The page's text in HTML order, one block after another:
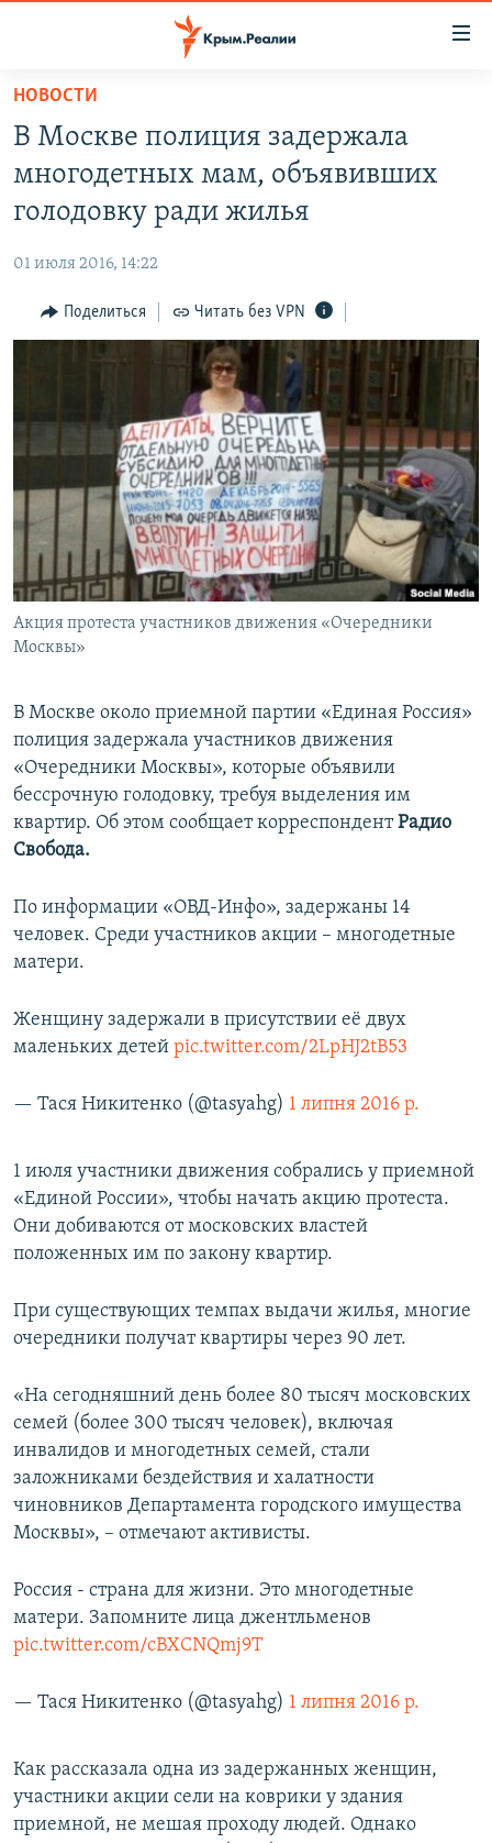
Вернуться
основному
содержанию
главной
Вернутся
11 ЛЕТ ОККУПАЦИИ КРЫМА. 11 ИСТОРИЙ СОПРОТИВЛЕНИЯ
ЕЩЕ
ИНТЕРАКТИВ
ИНФОГРАФИКА
ТЕЛЕПРОЕКТ КРЫМ.РЕАЛИИ
СОВЕТЫ ПРАВОЗАЩИТНИКОВ
ПРОПАВШИЕ БЕЗ ВЕСТИ
ПОБЕДИТЕЛЕЙ НЕ СУДЯТ?
КРЫМ.НЕПОКОРЕННЫЙ
ELIFBE
УКРАИНСКАЯ ПРОБЛЕМА КРЫМА
РАДІО СВОБОДА
КАК ОБОЙТИ БЛОКИРОВКУ
Qırımtatar
ПРИСОЕДИНЯЙТЕСЬ!
НОВОСТИ
В Москве полиция задержала
многодетных мам, объявивших
голодовку ради жилья
01 июля 2016, 14:22
Поделиться Читать без VPN
Акция протеста участников движения «Очередники
Москвы»
В Москве около приемной партии «Единая Россия»
полиция задержала участников движения
«Очередники Москвы», которые объявили
бессрочную голодовку, требуя выделения им
квартир. Об этом сообщает корреспондентРадио
Свобода.
По информации «ОВД-Инфо», задержаны 14
человек. Среди участников акции – многодетные
матери.
Женщину задержали в присутствии её двух
маленьких детей pic.twitter.com/2LpHJ2tB53
— Тася Никитенко (@tasyahg) 1 липня 2016 р.
1 июля участники движения собрались у приемной
«Единой России», чтобы начать акцию протеста.
Они добиваются от московских властей
положенных им по закону квартир.
При существующих темпах выдачи жилья, многие
очередники получат квартиры через 90 лет.
«На сегодняшний день более 80 тысяч московских
семей (более 300 тысяч человек), включая
инвалидов и многодетных семей, стали
заложниками бездействия и халатности
чиновников Департамента городского имущества
Москвы», – отмечают активисты.
Россия - страна для жизни. Это многодетные
матери. Запомните лица джентльменов
pic.twitter.com/cBXCNQmj9T
— Тася Никитенко (@tasyahg) 1 липня 2016 р.
Как рассказала одна из задержанных женщин,
участники акции сели на коврики у здания
приемной, не мешая проходу людей. Однако